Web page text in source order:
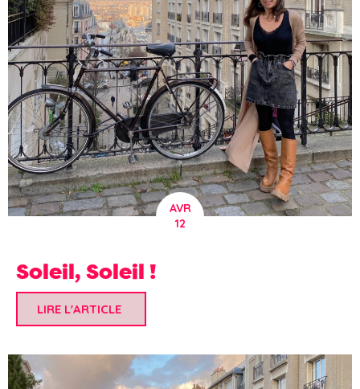
AVR
12
Soleil, Soleil !
LIRE L'ARTICLE